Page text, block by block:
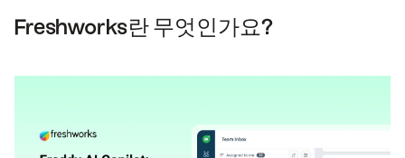
Freshworks란 무엇인가요?